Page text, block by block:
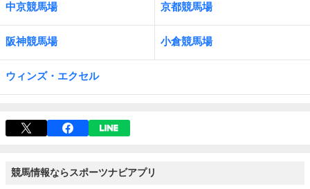
中京競馬場 京都競馬場
阪神競馬場 小倉競馬場
ウィンズ・エクセル
競馬情報ならスポーツナビアプリ